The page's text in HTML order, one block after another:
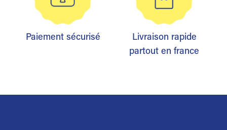
Paiement sécurisé
Livraison rapide
partout en france